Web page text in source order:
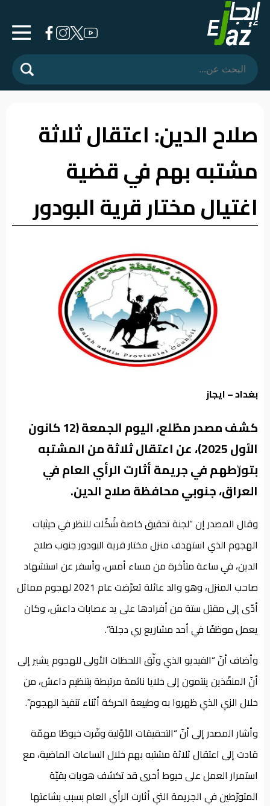
الرئيسية
المشهد
فرشة
الأسواق
وموقف
صلاح الدين: اعتقال ثلاثة
مشتبه بهم في قضية
اغتيال مختار قرية البودور
بغداد – ايجاز
كشف مصدر مطّلع، اليوم الجمعة (12 كانون
الأول 2025)، عن اعتقال ثلاثة من المشتبه
بتورّطهم في جريمة أثارت الرأي العام في
العراق، جنوبي محافظة صلاح الدين.
وقال المصدر إن “لجنة تحقيق خاصة شُكّلت للنظر في حيثيات
الهجوم الذي استهدف منزل مختار قرية البودور جنوب صلاح
الدين، في ساعة متأخرة من مساء أمس، وأسفر عن استشهاد
صاحب المنزل، وهو والد عائلة تعرّضت عام 2021 لهجوم مماثل
أدّى إلى مقتل ستة من أفرادها على يد عصابات داعش، وكان
يعمل موظفًا في أحد مشاريع ري دجلة”.
وأضاف أنّ “الفيديو الذي وثّق اللحظات الأولى للهجوم يشير إلى
أنّ المنفّذين ينتمون إلى خلايا نائمة مرتبطة بتنظيم داعش، من
خلال الزي الذي ظهروا به وطبيعة الحركة أثناء تنفيذ الهجوم”.
وأشار المصدر إلى أنّ “التحقيقات الأوّلية وفّرت خيوطًا مهمّة
قادت إلى اعتقال ثلاثة مشتبه بهم خلال الساعات الماضية، مع
استمرار العمل على خيوط أخرى قد تكشف هويات بقيّة
المتورّطين في الجريمة التي أثارت الرأي العام بسبب بشاعتها